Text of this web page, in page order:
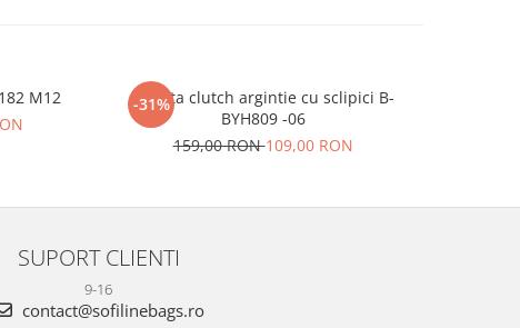
M12
-31%
Geanta clutch argintie cu sclipici B-
BYH809 -06
159,00 RON109,00 RON
SUPORT CLIENTI
9-16
contact@sofilinebags.ro